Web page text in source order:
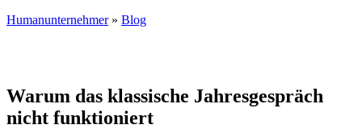
Humanunternehmer» Blog
Warum das klassische Jahresgespräch
nicht funktioniert